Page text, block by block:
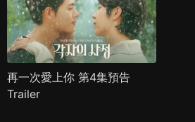
再一次愛上你 第4集預告
Trailer